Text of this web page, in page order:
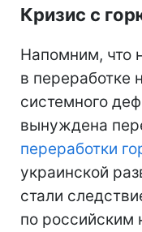
Кризис с
Напомним, что
в переработке
системного
вынуждена
переработки
украинской
стали
по